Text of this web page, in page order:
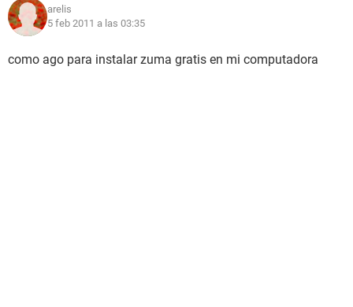
arelis
5 feb 2011 a las 03:35
como ago para instalar zuma gratis en mi computadora